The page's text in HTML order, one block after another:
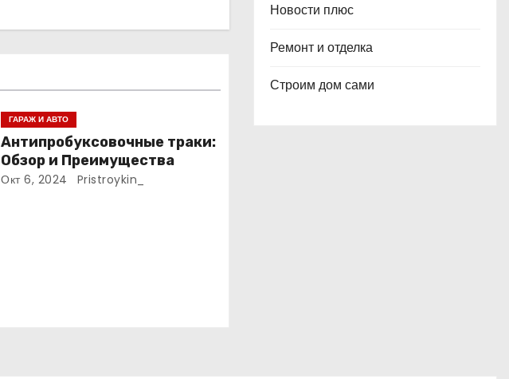
ГАРАЖ И АВТО
Антипробуксовочные траки:
Обзор и Преимущества
Окт 6, 2024 Pristroykin_
Новости плюс
Ремонт и отделка
Строим дом сами